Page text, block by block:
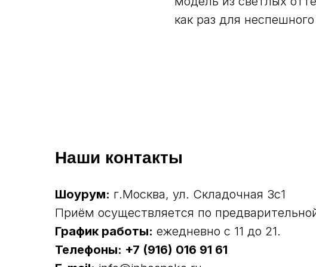
как раз для
Наши контакты
Шоурум: г.Москва, ул. Складочная 3с1
Приём осуществляется по
График работы: ежедневно с 11 до 21.
Телефоны: +7 (916) 016 91 61